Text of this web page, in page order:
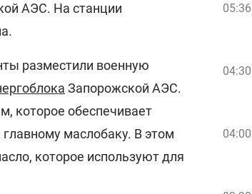
АЭС. На станции
разместили военную
Запорожской АЭС.
которое обеспечивает
маслобаку. В этом
которое используют для
05:36
04:30
04:00